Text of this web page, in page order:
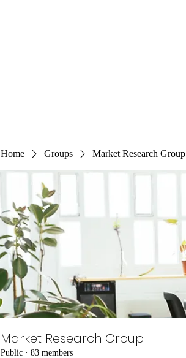
Home Groups Market Research Group
Market Research Group
Public · 83 members